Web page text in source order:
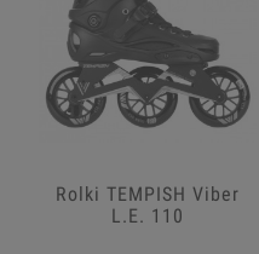
Rolki TEMPISH Viber
L.E. 110